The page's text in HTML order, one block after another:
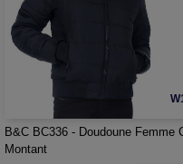
B&C BC336 - Doudoune Femme
Montant